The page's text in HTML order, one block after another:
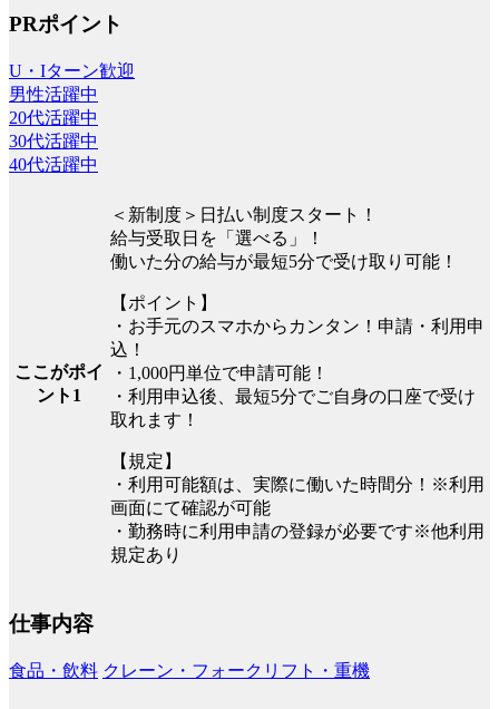
PRポイント
U・Iターン歓迎
男性活躍中
20代活躍中
30代活躍中
40代活躍中
ここがポイ
ント1
＜新制度＞日払い制度スタート！
給与受取日を「選べる」！
働いた分の給与が最短5分で受け取り可能！
【ポイント】
・お手元のスマホからカンタン！申請・利用申
込！
・1,000円単位で申請可能！
・利用申込後、最短5分でご自身の口座で受け
取れます！
【規定】
・利用可能額は、実際に働いた時間分！※利用
画面にて確認が可能
・勤務時に利用申請の登録が必要です※他利用
規定あり
仕事内容
食品・飲料 クレーン・フォークリフト・重機